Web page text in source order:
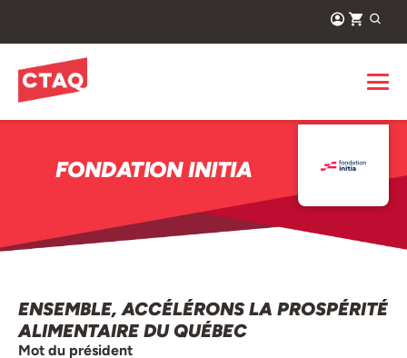
FONDATION INITIA
ENSEMBLE, ACCÉLÉRONS LA PROSPÉRITÉ
ALIMENTAIRE DU QUÉBEC
Mot du président